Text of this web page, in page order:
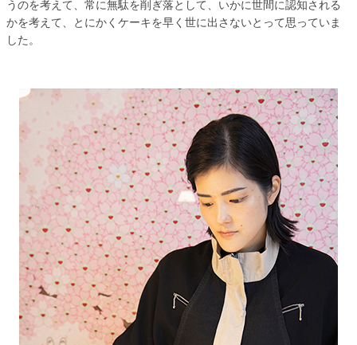
うのを考えて、常に無駄を削ぎ落として、いかに世間に認知される
かを考えて、とにかくケーキを早く世に出さないとって思っていま
した。